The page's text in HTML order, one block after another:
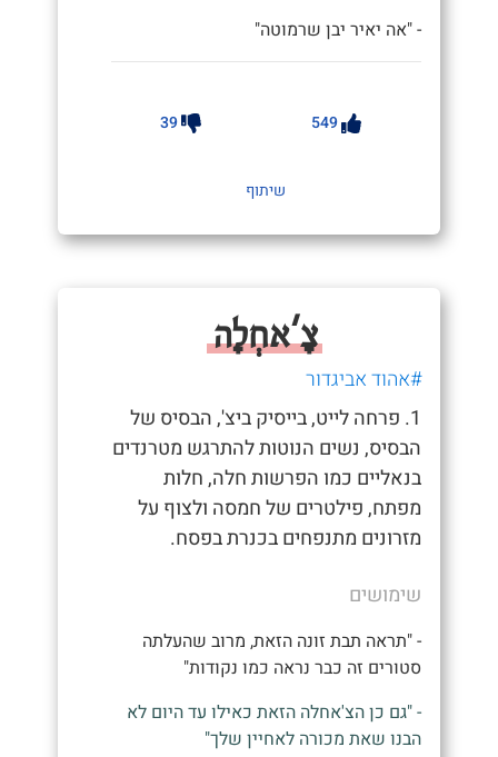
- "אה יאיר יבן שרמוטה"
549
39
שיתוף
צָ'אחְלָה
#אהוד אביגדור
1. פרחה לייט, בייסיק ביצ', הבסיס של
הבסיס, נשים הנוטות להתרגש מטרנדים
בנאליים כמו הפרשות חלה, חלות
מפתח, פילטרים של חמסה ולצוף על
מזרונים מתנפחים בכנרת בפסח.
שימושים
- "תראה תבת זונה הזאת, מרוב שהעלתה
סטורים זה כבר נראה כמו נקודות"
- "גם כן הצ'אחלה הזאת כאילו עד היום לא
הבנו שאת מכורה לאחיין שלך"